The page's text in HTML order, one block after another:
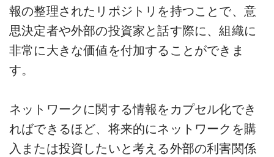
報の整理されたリポジトリを持つことで、意
思決定者や外部の投資家と話す際に、組織に
非常に大きな価値を付加することができま
す。
ネットワークに関する情報をカプセル化でき
ればできるほど、将来的にネットワークを購
入または投資したいと考える外部の利害関係